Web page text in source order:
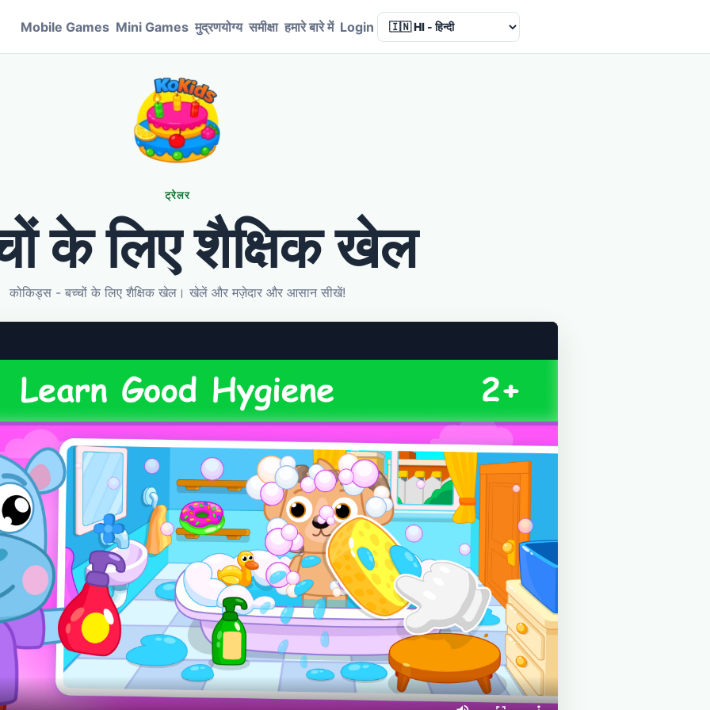
Mobile Games Mini Games मुद्रणयोग्य समीक्षा हमारे बारे में Login Language
ट्रेलर
के लिए शैक्षिक खेल
कोकिड्स - बच्चों के लिए शैक्षिक खेल। खेलें और मज़ेदार और आसान सीखें!